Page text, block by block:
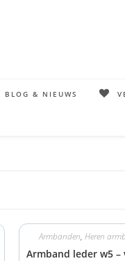
BLOG & NIEUWS
Armbanden,Heren
Armband leder w5